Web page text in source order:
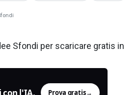
Sfondi per scaricare gratis in
con l'IA. Prova gratis→